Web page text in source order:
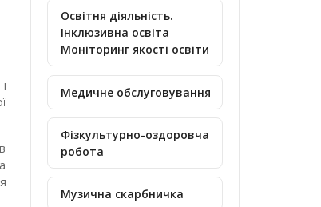
Освітня діяльність.
Інклюзивна освіта
Моніторинг якості освіти
Медичне обслуговування
Фізкультурно-оздоровча
робота
Музична скарбничка